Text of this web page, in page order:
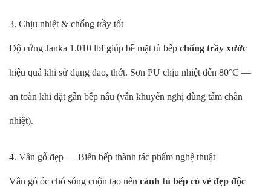
3. Chịu nhiệt & chống trầy tốt
Độ cứng Janka 1.010 lbf giúp bề mặt tủ bếp chống trầy xước
hiệu quả khi sử dụng dao, thớt. Sơn PU chịu nhiệt đến 80°C —
an toàn khi đặt gần bếp nấu (vẫn khuyến nghị dùng tấm chắn
nhiệt).
4. Vân gỗ đẹp — Biến bếp thành tác phẩm nghệ thuật
Vân gỗ óc chó sóng cuộn tạo nên cánh tủ bếp có vẻ đẹp độc